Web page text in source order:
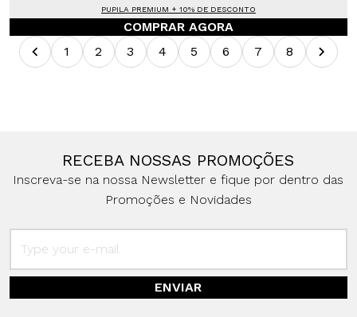
PUPILA PREMIUM + 10% DE DESCONTO
COMPRAR AGORA
1
2 3 4 5 6 7 8
RECEBA NOSSAS PROMOÇÕES
Inscreva-se na nossa Newsletter e fique por dentro das
Promoções e Novidades
ENVIAR